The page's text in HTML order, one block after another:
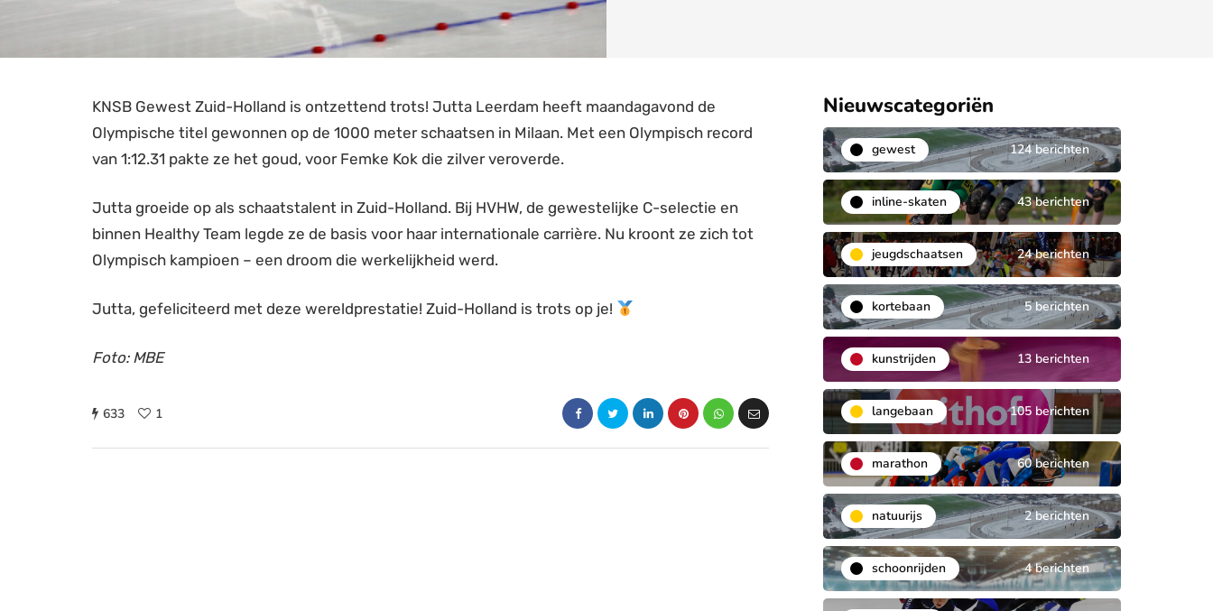
KNSB Gewest Zuid-Holland is ontzettend trots! Jutta Leerdam heeft maandagavond de
Olympische titel gewonnen op de 1000 meter schaatsen in Milaan. Met een Olympisch record
van 1:12.31 pakte ze het goud, voor Femke Kok die zilver veroverde.
Jutta groeide op als schaatstalent in Zuid-Holland. Bij HVHW, de gewestelijke C-selectie en
binnen Healthy Team legde ze de basis voor haar internationale carrière. Nu kroont ze zich tot
Olympisch kampioen – een droom die werkelijkheid werd.
Jutta, gefeliciteerd met deze wereldprestatie! Zuid-Holland is trots op je!
Foto: MBE
633 1
Nieuwscategoriën
gewest 124 berichten
inline-skaten 43 berichten
jeugdschaatsen 24 berichten
kortebaan 5 berichten
kunstrijden 13 berichten
langebaan 105 berichten
marathon 60 berichten
natuurijs 2 berichten
schoonrijden 4 berichten